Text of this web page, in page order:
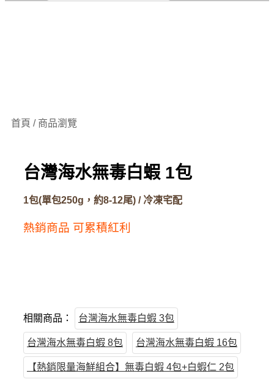
首頁 / 商品瀏覽
台灣海水無毒白蝦 1包
1包(單包250g，約8-12尾) / 冷凍宅配
熱銷商品 可累積紅利
相關商品： 台灣海水無毒白蝦 3包
台灣海水無毒白蝦 8包 台灣海水無毒白蝦 16包
【熱銷限量海鮮組合】無毒白蝦 4包+白蝦仁 2包